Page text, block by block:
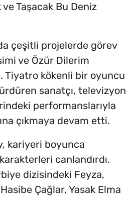
ve Taşacak Bu Deniz
çeşitli projelerde görev
ve Özür Dilerim
Tiyatro kökenli bir oyuncu
sanatçı, televizyon
performanslarıyla
çıkmaya devam etti.
kariyeri boyunca
canlandırdı.
dizisindeki Feyza,
Çağlar, Yasak Elma